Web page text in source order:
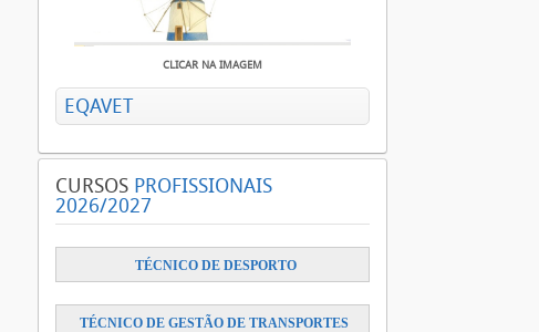
CLICAR NA IMAGEM
EQAVET
CURSOS PROFISSIONAIS
2026/2027
TÉCNICO DE DESPORTO
TÉCNICO DE GESTÃO DE TRANSPORTES